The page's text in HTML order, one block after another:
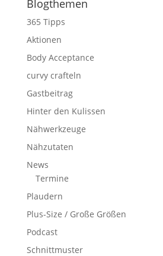
Blogthemen
365 Tipps
Aktionen
Body Acceptance
curvy crafteln
Gastbeitrag
Hinter den Kulissen
Nähwerkzeuge
Nähzutaten
News
Termine
Plaudern
Plus-Size / Große Größen
Podcast
Schnittmuster